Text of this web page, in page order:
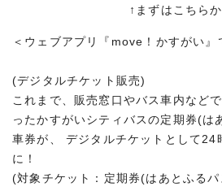
↑まずはこちら
＜ウェブアプリ『move！かすがい』
(デジタルチケット販売)
これまで、販売窓口やバス車内など
ったかすがいシティバスの定期券(は
車券が、 デジタルチケットとして24
に！
(対象チケット：定期券(はあとふる